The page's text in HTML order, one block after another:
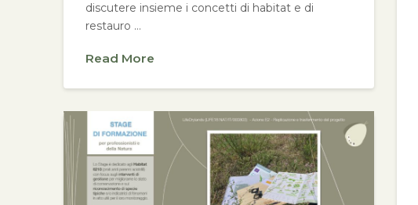
discutere insieme i concetti di habitat e di
restauro …
Read More